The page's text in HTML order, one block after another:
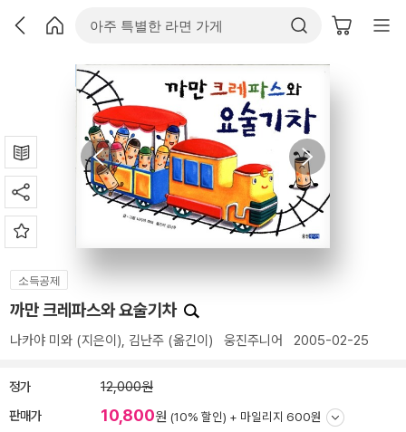
소득공제
까만 크레파스와 요술기차
나카야 미와 (지은이), 김난주 (옮긴이) 웅진주니어 2005-02-25
정가 12,000원
판매가 10,800원 (10% 할인) + 마일리지 600원